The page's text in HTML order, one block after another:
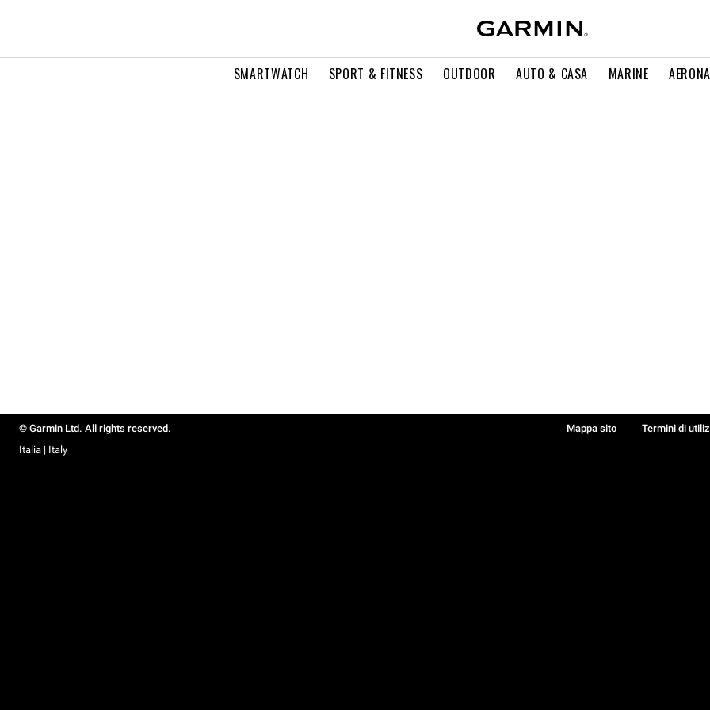
SMARTWATCH SPORT & FITNESS OUTDOOR AUTO & CASA MARINE
© Garmin Ltd. All rights reserved. Mappa sito Termini di
Italia | Italy